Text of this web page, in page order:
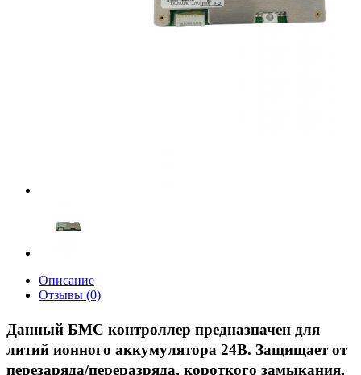
Описание
Отзывы (0)
Данный БМС контроллер предназначен для
литий ионного аккумулятора 24В. Защищает от
перезаряда/переразряда, короткого замыкания,